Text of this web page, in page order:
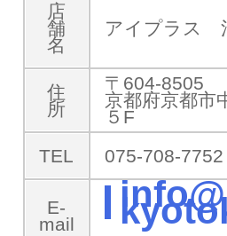
店
舗
名
アイプラス
住
所
〒604-8505
京都府京都市
５F
TEL
075-708-7752
E-
mail